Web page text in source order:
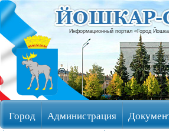
Информационный портал «Город
Город Администрация